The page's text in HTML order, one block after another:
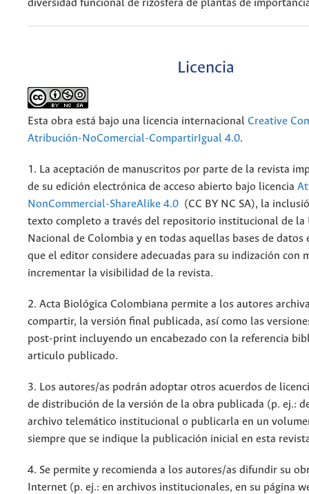
diversidad funcional de rizósfera de plantas de
Licencia
Esta obra está bajo una licencia internacional Creative
Atribución-NoComercial-CompartirIgual 4.0.
1. La aceptación de manuscritos por parte de la revista
de su edición electrónica de acceso abierto bajo licencia
NonCommercial-ShareAlike 4.0 (CC BY NC SA), la
texto completo a través del repositorio institucional de la
Nacional de Colombia y en todas aquellas bases de datos
que el editor considere adecuadas para su indización con
incrementar la visibilidad de la revista.
2. Acta Biológica Colombiana permite a los autores
compartir, la versión final publicada, así como las
post-print incluyendo un encabezado con la referencia
articulo publicado.
3. Los autores/as podrán adoptar otros acuerdos de
de distribución de la versión de la obra publicada (p. ej.:
archivo telemático institucional o publicarla en un
siempre que se indique la publicación inicial en esta
4. Se permite y recomienda a los autores/as difundir su
Internet (p. ej.: en archivos institucionales, en su página